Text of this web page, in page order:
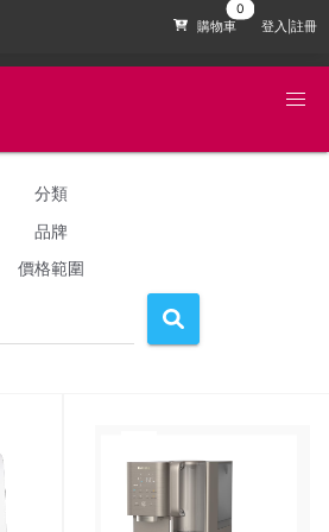
購物車 登入|註冊
分類
品牌
價格範圍